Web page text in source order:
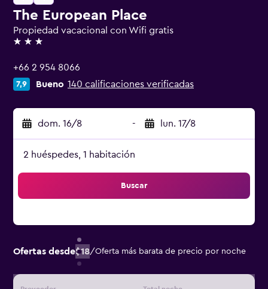
The European Place
Propiedad vacacional con Wifi gratis
3 estrellas
+66 2 954 8066
7,9 Bueno 140 calificaciones verificadas
dom. 16/8 - lun. 17/8
2 huéspedes, 1 habitación
Buscar
Ofertas desde$18/Oferta más barata de precio por noche